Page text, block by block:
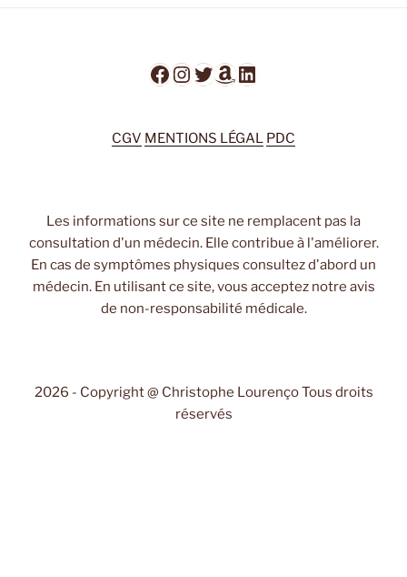
Facebook
Instagram
Twitter
Amazon
LinkedIn
CGV MENTIONS LÉGAL PDC
Les informations sur ce site ne remplacent pas la
consultation d'un médecin. Elle contribue à l'améliorer.
En cas de symptômes physiques consultez d'abord un
médecin. En utilisant ce site, vous acceptez notre avis
de non-responsabilité médicale.
2026 - Copyright @ Christophe Lourenço Tous droits
réservés